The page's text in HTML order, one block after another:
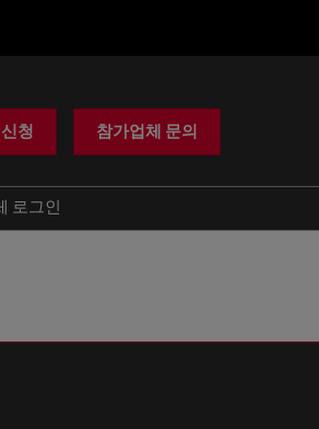
청 참가업체 문의
로그인